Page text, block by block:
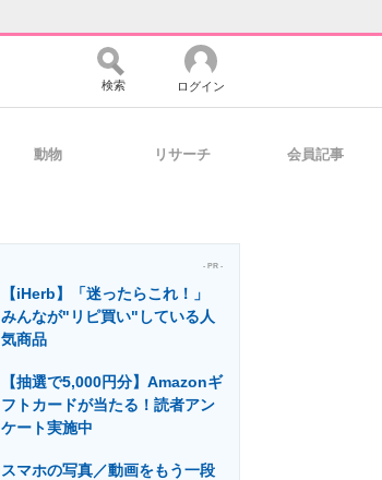
マーケ×ITの今がよく分かる
検索 ログイン
動物 リサーチ 会員記事
- PR -
【iHerb】「迷ったらこれ！」
みんなが"リピ買い"している人
気商品
【抽選で5,000円分】Amazonギ
フトカードが当たる！読者アン
ケート実施中
スマホの写真／動画をもう一段